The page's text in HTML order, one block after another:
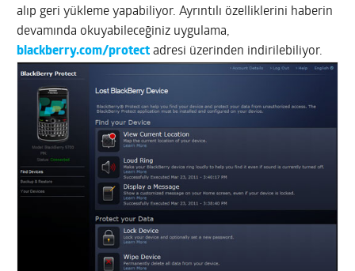
alıp geri yükleme yapabiliyor. Ayrıntılı özelliklerini haberin
devamında okuyabileceğiniz uygulama,
blackberry.com/protect adresi üzerinden indirilebiliyor.